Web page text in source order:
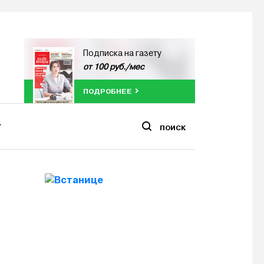
Подписка на газету
от 100 руб./мес
ПОДРОБНЕЕ
ПОИСК